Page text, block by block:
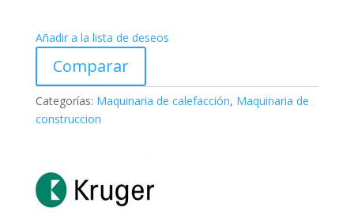
Añadir a la lista de deseos
Comparar
Categorías: Maquinaria de calefacción, Maquinaria de
construccion